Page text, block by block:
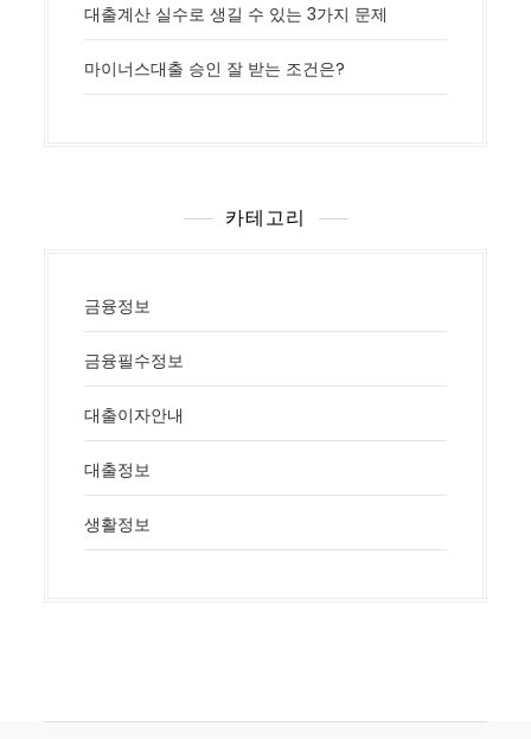
대출계산 실수로 생길 수 있는 3가지 문제
마이너스대출 승인 잘 받는 조건은?
카테고리
금융정보
금융필수정보
대출이자안내
대출정보
생활정보